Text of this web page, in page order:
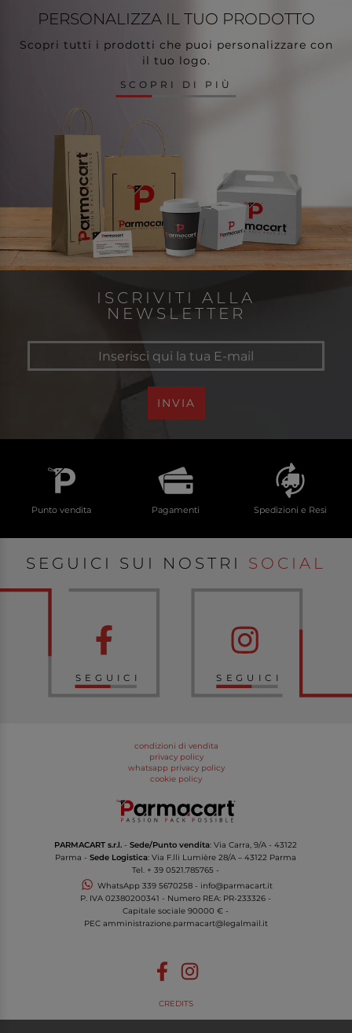
PERSONALIZZA IL TUO PRODOTTO
Scopri tutti i prodotti che puoi personalizzare con
il tuo logo.
SCOPRI DI PIÙ
ISCRIVITI ALLA
NEWSLETTER
INVIA
Punto vendita Pagamenti Spedizioni e Resi
SEGUICI SUI NOSTRI SOCIAL
SEGUICI SEGUICI
condizioni di vendita
privacy policy
whatsapp privacy policy
cookie policy
PARMACART s.r.l. -Sede/Punto vendita: Via Carra, 9/A - 43122
Parma -Sede Logistica: Via F.lli Lumière 28/A – 43122 Parma
Tel. + 39 0521.785765 -
WhatsApp 339 5670258- info@parmacart.it
P. IVA02380200341 - Numero REA: PR-233326 -
Capitale sociale 90000 € -
PEC amministrazione.parmacart@legalmail.it
CREDITS